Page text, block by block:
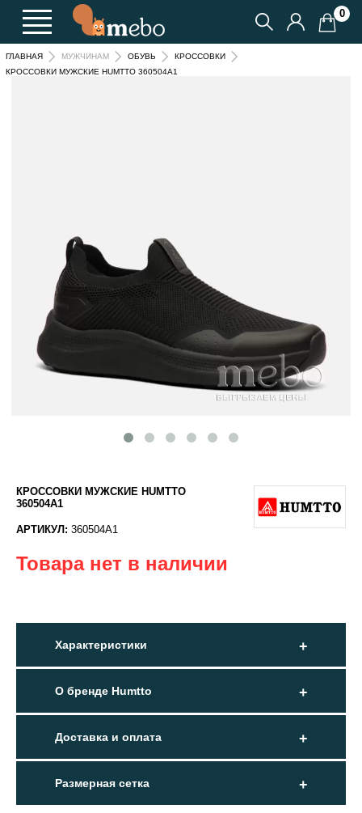
0
ГЛАВНАЯ МУЖЧИНАМ ОБУВЬ
КРОССОВКИ
КРОССОВКИ МУЖСКИЕ HUMTTO 360504A1
КРОССОВКИ МУЖСКИЕ HUMTTO
360504A1
АРТИКУЛ: 360504A1
Товара нет в наличии
Характеристики
О бренде Humtto
Доставка и оплата
Размерная сетка